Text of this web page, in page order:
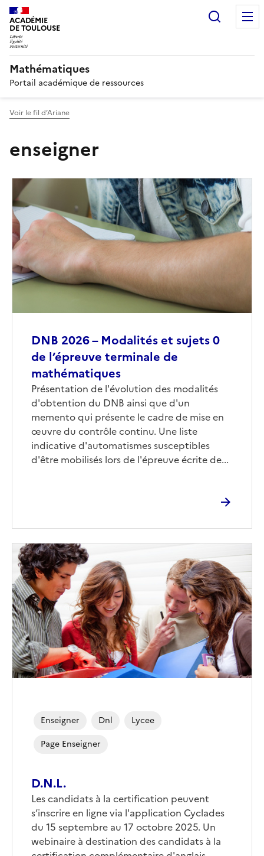
ACADÉMIE
DE TOULOUSE
Mathématiques
Portail académique de ressources
Voir le fil d’Ariane
enseigner
DNB 2026 – Modalités et sujets 0
de l’épreuve terminale de
mathématiques
Corps
Présentation de l'évolution des modalités
d'obtention du DNB ainsi que d'un
memento qui présente le cadre de mise en
œuvre du contrôle continu. Une liste
indicative d'automatismes susceptibles
d'être mobilisés lors de l'épreuve écrite de...
Image
de
couverture
(conseillée)
D.N.L.
Les candidats à la certification peuvent
s’inscrire en ligne via l'application Cyclades
du 15 septembre au 17 octobre 2025. Un
webinaire à destination des candidats à la
Enseigner Dnl
Lycee
Page Enseigner